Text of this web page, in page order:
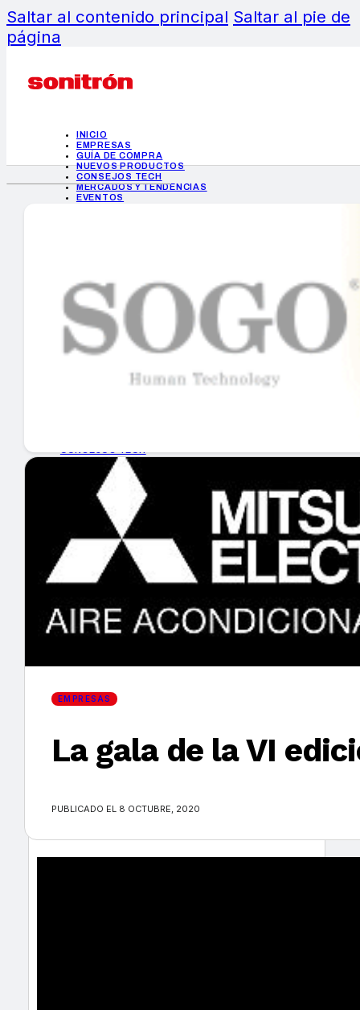
Saltar al contenido principal Saltar al pie de
página
INICIO
EMPRESAS
GUÍA DE COMPRA
NUEVOS PRODUCTOS
CONSEJOS TECH
MERCADOS Y TENDENCIAS
EVENTOS
INICIO
EMPRESAS
GUÍA DE COMPRA
MERCADOS Y TENDENCIAS
HEMEROTECA
Encuentra tu noticia
EMPRESAS
La gala de la VI
PUBLICADO EL 8 OCTUBRE, 2020